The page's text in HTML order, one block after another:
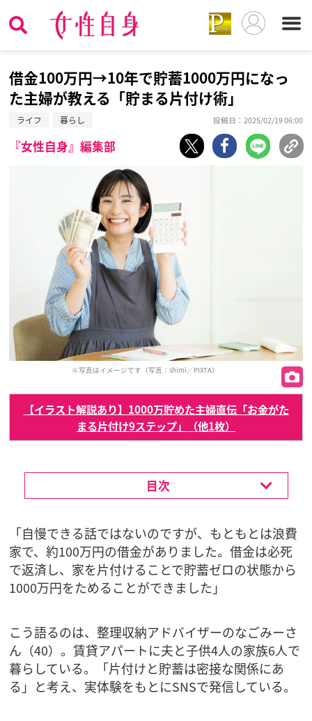
借金100万円→10年で貯蓄1000万円になっ
た主婦が教える「貯まる片付け術」
ライフ 暮らし 投稿日：2025/02/19 06:00
『女性自身』編集部
※写真はイメージです（写真：shimi／PIXTA）
【イラスト解説あり】1000万貯めた主婦直伝「お金がた
まる片付け9ステップ」（他1枚）
目次
「自慢できる話ではないのですが、もともとは浪費
家で、約100万円の借金がありました。借金は必死
で返済し、家を片付けることで貯蓄ゼロの状態から
1000万円をためることができました」
こう語るのは、整理収納アドバイザーのなごみーさ
ん（40）。賃貸アパートに夫と子供4人の家族6人で
暮らしている。「片付けと貯蓄は密接な関係にあ
る」と考え、実体験をもとにSNSで発信している。